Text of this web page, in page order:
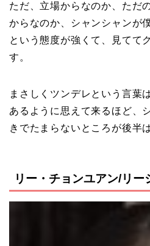
ただ、立場からなのか、ただ
からなのか、シャンシャンが
という態度が強くて、見てて
す。
まさしくツンデレという言葉
あるように思えて来るほど、
きでたまらないところが後半
リー・チョンユアン/リー